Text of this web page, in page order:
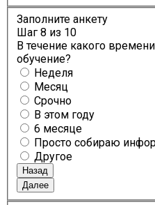
Заполните анкету
Шаг 8 из 10
В течение какого
обучение?
Неделя
Месяц
Срочно
В этом году
6 месяце
Просто собираю
Другое
Назад
Далее